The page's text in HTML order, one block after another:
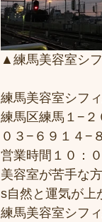
▲練馬美容室シ
練馬美容室シフ
練馬区練馬１−
０３−６９１４−
営業時間１０：
美容室が苦手な
s自然と運気が上
練馬美容室シフ